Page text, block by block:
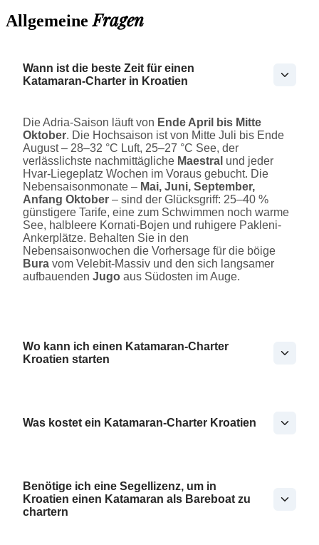
AllgemeineFragen
Wann ist die beste Zeit für einen
Katamaran-Charter in Kroatien
Die Adria-Saison läuft von Ende April bis Mitte
Oktober. Die Hochsaison ist von Mitte Juli bis Ende
August – 28–32 °C Luft, 25–27 °C See, der
verlässlichste nachmittägliche Maestral und jeder
Hvar-Liegeplatz Wochen im Voraus gebucht. Die
Nebensaisonmonate – Mai, Juni, September,
Anfang Oktober – sind der Glücksgriff: 25–40 %
günstigere Tarife, eine zum Schwimmen noch warme
See, halbleere Kornati-Bojen und ruhigere Pakleni-
Ankerplätze. Behalten Sie in den
Nebensaisonwochen die Vorhersage für die böige
Bura vom Velebit-Massiv und den sich langsamer
aufbauenden Jugo aus Südosten im Auge.
Wo kann ich einen Katamaran-Charter
Kroatien starten
Was kostet ein Katamaran-Charter Kroatien
Benötige ich eine Segellizenz, um in
Kroatien einen Katamaran als Bareboat zu
chartern